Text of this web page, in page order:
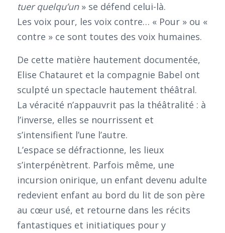
tuer quelqu’un» se défend celui-là.
Les voix pour, les voix contre… « Pour » ou «
contre » ce sont toutes des voix humaines.
De cette matière hautement documentée,
Elise Chatauret et la compagnie Babel ont
sculpté un spectacle hautement théâtral.
La véracité n’appauvrit pas la théâtralité : à
l’inverse, elles se nourrissent et
s’intensifient l’une l’autre.
L’espace se défractionne, les lieux
s’interpénètrent. Parfois même, une
incursion onirique, un enfant devenu adulte
redevient enfant au bord du lit de son père
au cœur usé, et retourne dans les récits
fantastiques et initiatiques pour y